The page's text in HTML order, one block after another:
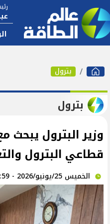
بترول
بترول
وزير البترول
قطاعي البترول
الخميس 25/يونيو/2026 - 09:59 م